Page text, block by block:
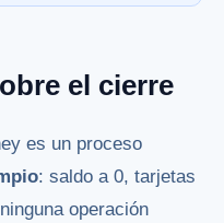
el cierre
es un proceso
: saldo a 0, tarjetas
operación